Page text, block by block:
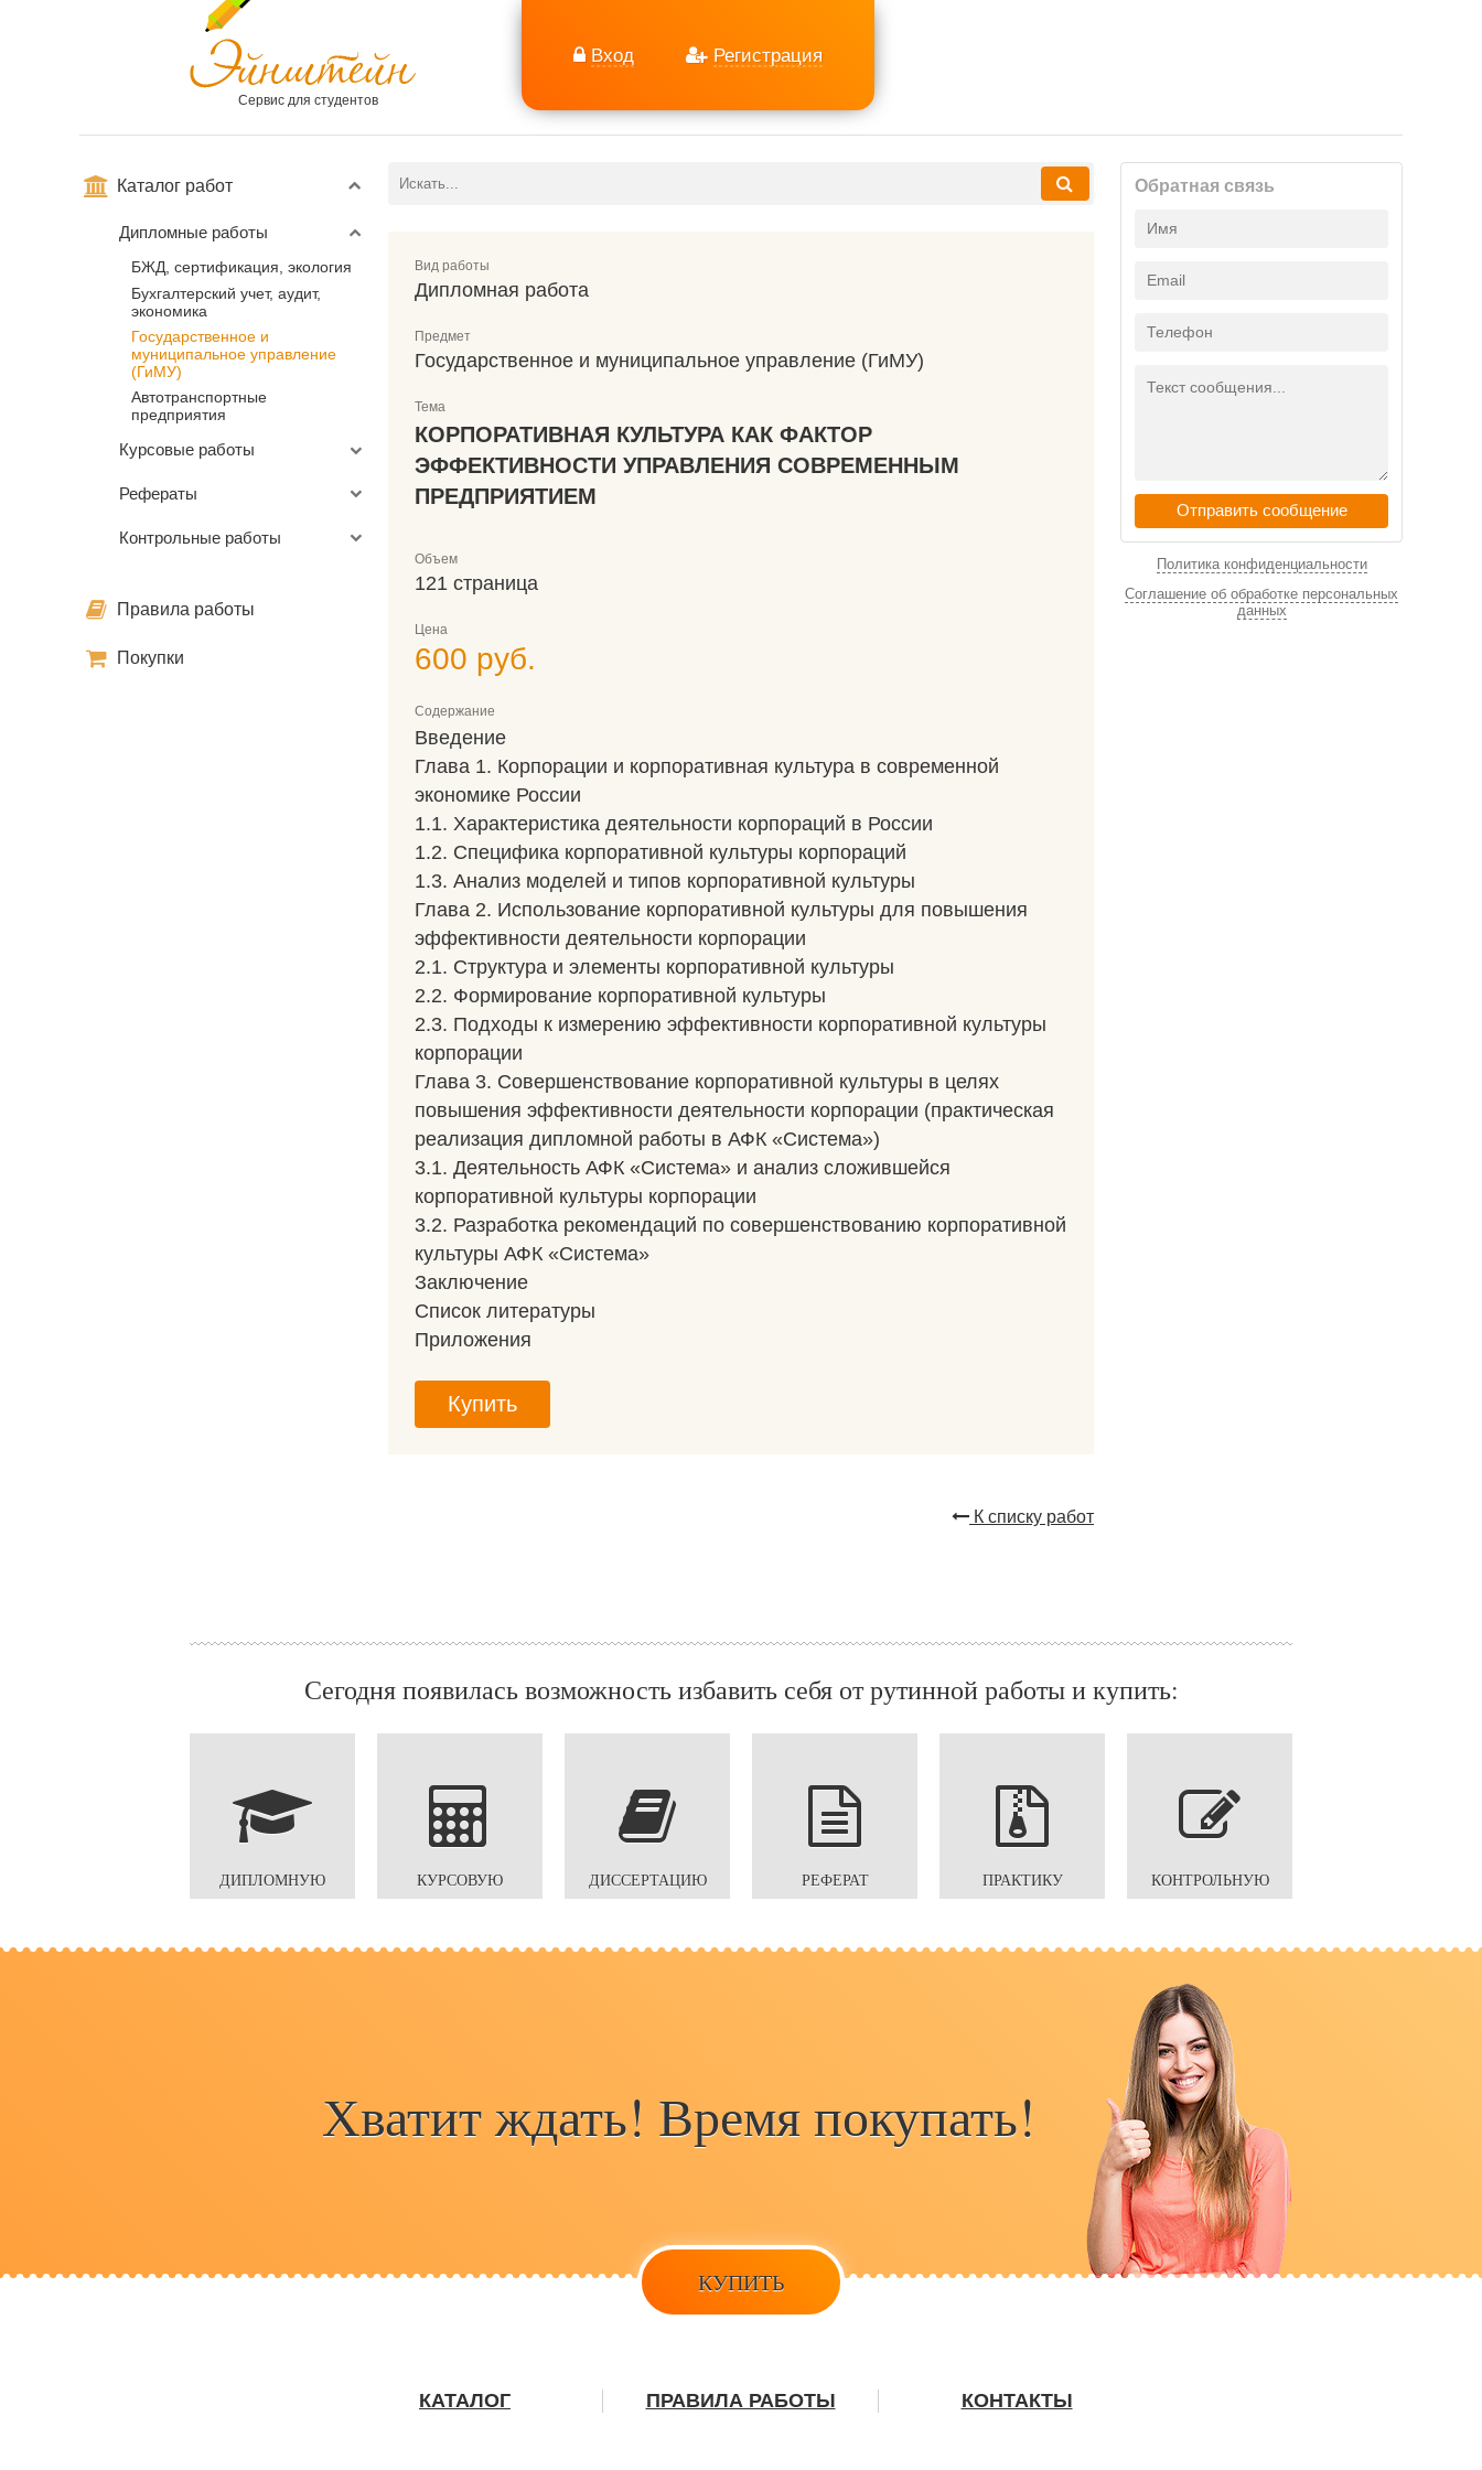
Сервис для студентов
Вход Регистрация
Каталог работ
Дипломные работы
БЖД, сертификация, экология
Бухгалтерский учет, аудит,
экономика
Государственное и
муниципальное управление
(ГиМУ)
Автотранспортные
предприятия
Курсовые работы
Рефераты
Контрольные работы
Правила работы
Покупки
Вид работы
Дипломная работа
Предмет
Государственное и муниципальное управление (ГиМУ)
Тема
КОРПОРАТИВНАЯ КУЛЬТУРА КАК ФАКТОР
ЭФФЕКТИВНОСТИ УПРАВЛЕНИЯ СОВРЕМЕННЫМ
ПРЕДПРИЯТИЕМ
Объем
121 страница
Цена
600 руб.
Содержание
Введение
Глава 1. Корпорации и корпоративная культура в современной
экономике России
1.1. Характеристика деятельности корпораций в России
1.2. Специфика корпоративной культуры корпораций
1.3. Анализ моделей и типов корпоративной культуры
Глава 2. Использование корпоративной культуры для повышения
эффективности деятельности корпорации
2.1. Структура и элементы корпоративной культуры
2.2. Формирование корпоративной культуры
2.3. Подходы к измерению эффективности корпоративной культуры
корпорации
Глава 3. Совершенствование корпоративной культуры в целях
повышения эффективности деятельности корпорации (практическая
реализация дипломной работы в АФК «Система»)
3.1. Деятельность АФК «Система» и анализ сложившейся
корпоративной культуры корпорации
3.2. Разработка рекомендаций по совершенствованию корпоративной
культуры АФК «Система»
Заключение
Список литературы
Приложения
Купить
К списку работ
Обратная связь
Отправить сообщение
Политика конфиденциальности
Соглашение об обработке персональных
данных
Сегодня появилась возможность избавить себя от рутинной работы и купить:
ДИПЛОМНУЮ КУРСОВУЮ ДИССЕРТАЦИЮ РЕФЕРАТ ПРАКТИКУ КОНТРОЛЬНУЮ
Хватит ждать! Время покупать!
КУПИТЬ
КАТАЛОГ ПРАВИЛА РАБОТЫ КОНТАКТЫ